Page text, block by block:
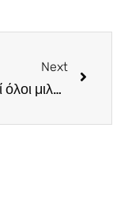
Next
Να, γιατί όλοι μιλάνε για το brunch του Antasia!